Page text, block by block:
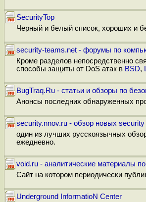
SecurityTop
Черный и белый список, хороших и
security-teams.net - форумы по
Кроме разделов непосредственно
способы защиты от DoS атак в BSD,
BugTraq.Ru - статьи и обзоры по
Анонсы последних обнаруженных
security.nnov.ru - обзор новых
один из лучших русскоязычных
ежедневно.
void.ru - аналитические материалы
Сайт на котором периодически
Underground InformatioN Center